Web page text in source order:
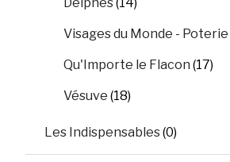
Visages du Monde - Poterie
Qu'Importe le Flacon (17)
Vésuve (18)
Les Indispensables(0)